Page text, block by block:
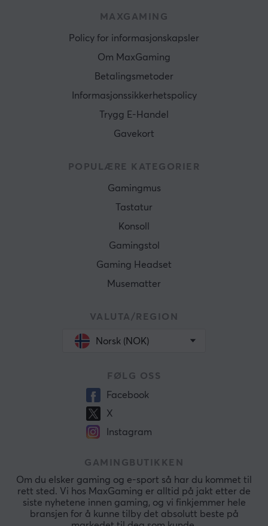
MAXGAMING
Policy for informasjonskapsler
Om MaxGaming
Betalingsmetoder
Informasjonssikkerhetspolicy
Trygg E-Handel
Gavekort
POPULÆRE KATEGORIER
Gamingmus
Tastatur
Konsoll
Gamingstol
Gaming Headset
Musematter
VALUTA/REGION
Norsk (NOK)
FØLG OSS
Facebook
X
Instagram
GAMINGBUTIKKEN
Om du elsker gaming og e-sport så har du kommet til
rett sted. Vi hos MaxGaming er alltid på jakt etter de
siste nyhetene innen gaming, og vi finkjemmer hele
bransjen for å kunne tilby det absolutt beste på